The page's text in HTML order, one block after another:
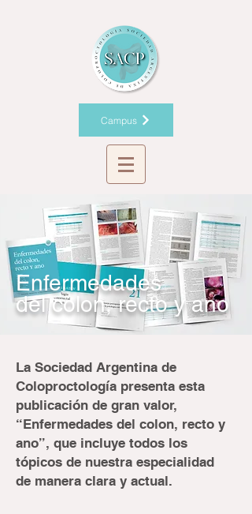
Campus
Enfermedades
del colon, recto y ano
La Sociedad Argentina de
Coloproctología presenta esta
publicación de gran valor,
“Enfermedades del colon, recto y
ano”, que incluye todos los
tópicos de nuestra especialidad
de manera clara y actual.